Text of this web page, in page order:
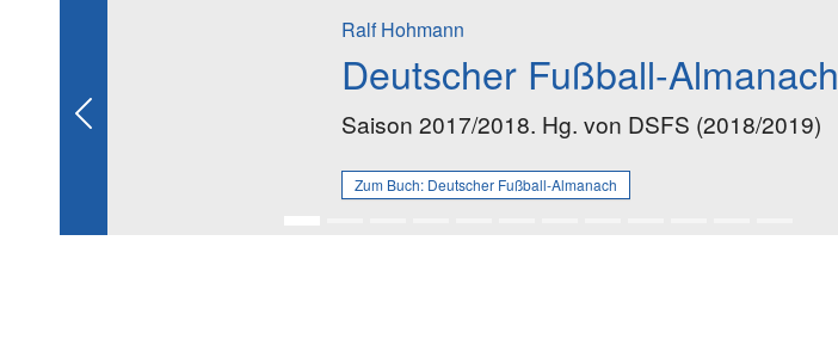
Ralf Hohmann
Deutscher Fußball-Almanach
Saison 2017/2018. Hg. von DSFS (2018/2019)
Zum Buch: Deutscher Fußball-Almanach
Previous